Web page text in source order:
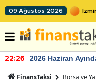
09 Ağustos 2026
22:26 2026 Haziran
FinansTaksi Borsa ve